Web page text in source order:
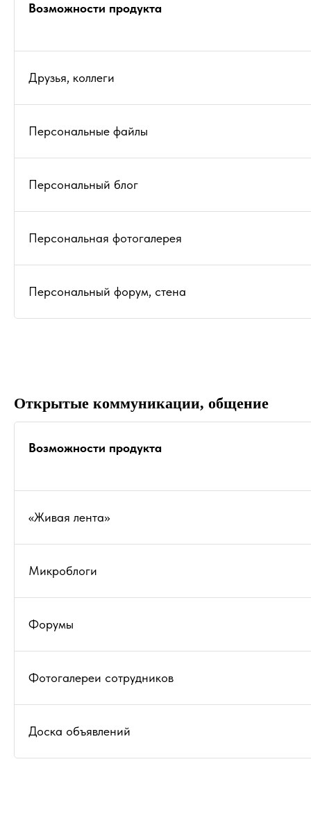
Возможности продукта
Друзья, коллеги
Персональные файлы
Персональный блог
Персональная фотогалерея
Персональный форум, стена
Открытые коммуникации, общение
Возможности продукта
«Живая лента»
Микроблоги
Форумы
Фотогалереи сотрудников
Доска объявлений